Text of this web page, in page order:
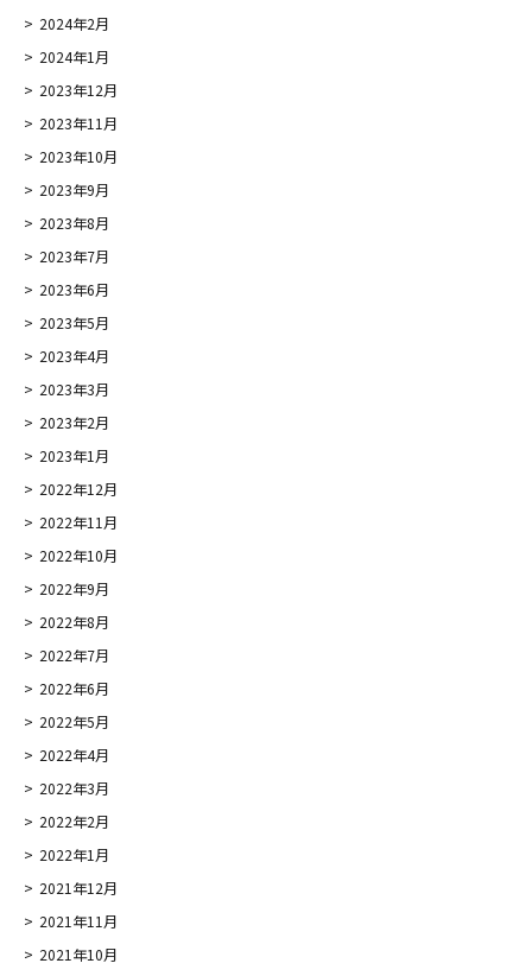
2024年2月
2024年1月
2023年12月
2023年11月
2023年10月
2023年9月
2023年8月
2023年7月
2023年6月
2023年5月
2023年4月
2023年3月
2023年2月
2023年1月
2022年12月
2022年11月
2022年10月
2022年9月
2022年8月
2022年7月
2022年6月
2022年5月
2022年4月
2022年3月
2022年2月
2022年1月
2021年12月
2021年11月
2021年10月